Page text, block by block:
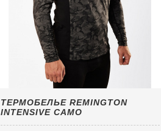
ТЕРМОБЕЛЬЕ REMINGTON
INTENSIVE CAMO